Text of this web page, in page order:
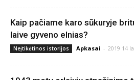
Kaip pačiame karo sūkuryje
laive gyveno elnias?
Neįtikėtinos istorijos Apkasai - 2019 14